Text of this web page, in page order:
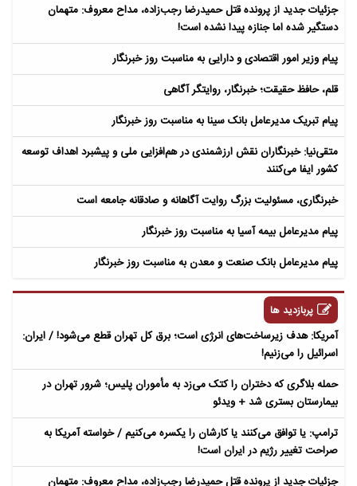
جزئیات جدید از پرونده قتل حمیدرضا رجب‌زاده، مداح معروف: متهمان
دستگیر شده اما جنازه پیدا نشده است!
پیام وزیر امور اقتصادی و دارایی به مناسبت روز خبرنگار
قلم، حافظ حقیقت؛ خبرنگار، روایتگر آگاهی
پیام تبریک مدیرعامل بانک سینا به مناسبت روز خبرنگار
متقی‌نیا: خبرنگاران نقش ارزشمندی در هم‌افزایی ملی و پیشبرد اهداف توسعه
کشور ایفا می‌کنند
خبرنگاری، مسئولیت بزرگ روایت آگاهانه و صادقانه جامعه است
پیام مدیرعامل بیمه آسیا به مناسبت روز خبرنگار
پیام مدیرعامل بانک صنعت و معدن به مناسبت روز خبرنگار
پربازدید ها
آمریکا: هدف زیرساخت‌های انرژی است؛ برق کل تهران قطع می‌شود! / ایران:
اسرائیل را می‌زنیم!
حمله بلاگری که دختران را کتک می‌زد به مأموران پلیس؛ شرور تهران در
بیمارستان بستری شد + ویدئو
ترامپ: یا توافق می‌کنند یا کارشان را یکسره می‌کنیم / خواسته آمریکا به
صراحت تغییر رژیم در ایران است!
جزئیات جدید از پرونده قتل حمیدرضا رجب‌زاده، مداح معروف: متهمان